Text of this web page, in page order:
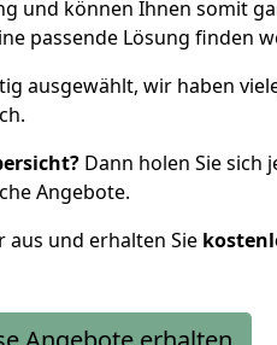
und können Ihnen somit
passende Lösung finden
ausgewählt, wir haben
Dann holen Sie sich
Angebote.
aus und erhalten Sie